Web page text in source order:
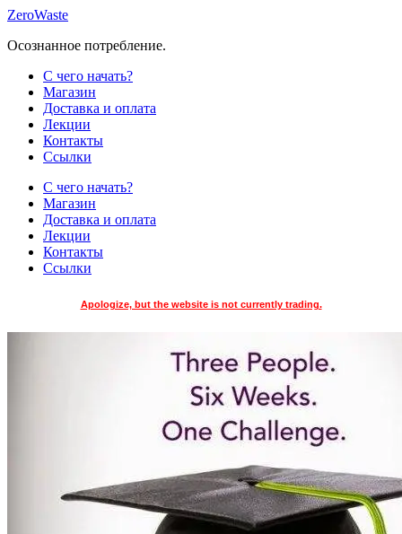
Skip
content
ZeroWaste
Осознанное потребление.
С чего начать?
Магазин
Доставка и оплата
Лекции
Контакты
Ссылки
С чего начать?
Магазин
Доставка и оплата
Лекции
Контакты
Ссылки
Apologize, but the website is not currently trading.